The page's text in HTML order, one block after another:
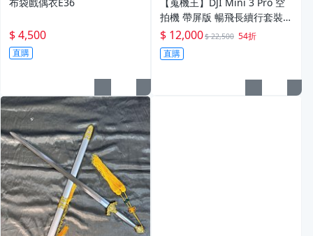
$ 4,500
直購
拍機 帶屏版 暢飛長續行套裝
【可用舊3C折抵購買】D3526-
S
$ 12,000$ 22,500 54折
直購